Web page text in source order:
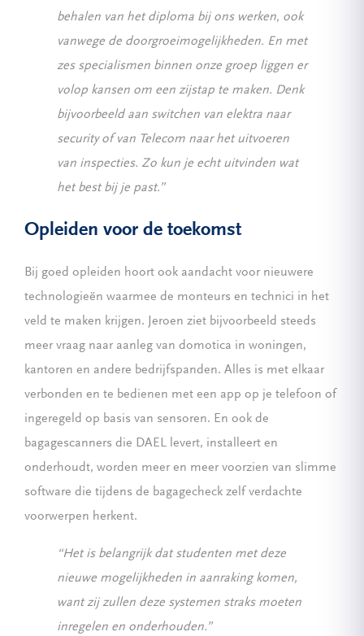
behalen van het diploma bij ons werken, ook
vanwege de doorgroeimogelijkheden. En met
zes specialismen binnen onze groep liggen er
volop kansen om een zijstap te maken. Denk
bijvoorbeeld aan switchen van elektra naar
security of van Telecom naar het uitvoeren
van inspecties. Zo kun je echt uitvinden wat
het best bij je past.”
Opleiden voor de toekomst
Bij goed opleiden hoort ook aandacht voor nieuwere
technologieën waarmee de monteurs en technici in het
veld te maken krijgen. Jeroen ziet bijvoorbeeld steeds
meer vraag naar aanleg van domotica in woningen,
kantoren en andere bedrijfspanden. Alles is met elkaar
verbonden en te bedienen met een app op je telefoon of
ingeregeld op basis van sensoren. En ook de
bagagescanners die DAEL levert, installeert en
onderhoudt, worden meer en meer voorzien van slimme
software die tijdens de bagagecheck zelf verdachte
voorwerpen herkent.
“Het is belangrijk dat studenten met deze
nieuwe mogelijkheden in aanraking komen,
want zij zullen deze systemen straks moeten
inregelen en onderhouden.”